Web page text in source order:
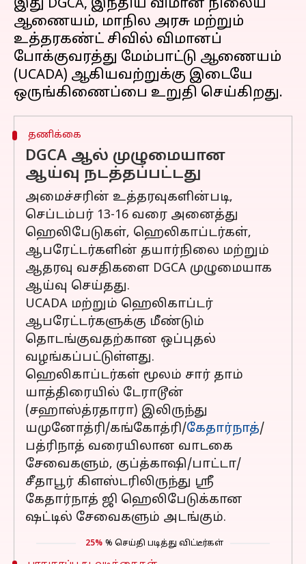
இது DGCA, இந்திய விமான நிலைய
ஆணையம், மாநில அரசு மற்றும்
உத்தரகண்ட் சிவில் விமானப்
போக்குவரத்து மேம்பாட்டு ஆணையம்
(UCADA) ஆகியவற்றுக்கு இடையே
தணிக்கை
DGCA ஆல் முழுமையான
ஆய்வு நடத்தப்பட்டது
அமைச்சரின் உத்தரவுகளின்படி,
செப்டம்பர் 13-16 வரை அனைத்து
ஹெலிபேடுகள், ஹெலிகாப்டர்கள்,
ஆபரேட்டர்களின் தயார்நிலை மற்றும்
ஆதரவு வசதிகளை DGCA முழுமையாக
ஆய்வு செய்தது.
UCADA மற்றும் ஹெலிகாப்டர்
ஆபரேட்டர்களுக்கு மீண்டும்
தொடங்குவதற்கான ஒப்புதல்
வழங்கப்பட்டுள்ளது.
ஹெலிகாப்டர்கள் மூலம் சார் தாம்
யாத்திரையில் டேராடூன்
(சஹாஸ்த்ரதாரா) இலிருந்து
யமுனோத்ரி/கங்கோத்ரி/கேதார்நாத்/
பத்ரிநாத் வரையிலான வாடகை
சேவைகளும், குப்த்காஷி/பாட்டா/
சீதாபூர் கிளஸ்டரிலிருந்து ஸ்ரீ
கேதார்நாத் ஜி ஹெலிபேடுக்கான
ஷட்டில் சேவைகளும் அடங்கும்.
25% % செய்தி படித்து விட்டீர்கள்